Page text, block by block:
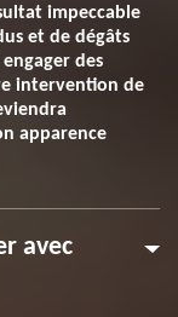
impeccable
et de dégâts
des
intervention de
apparence
avec